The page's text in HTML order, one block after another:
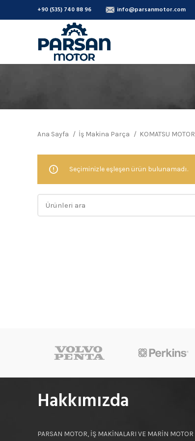
Ana Sayfa İş Makina Parça KOMATSU MOTOR
Seçiminizle eşleşen ürün bulunamadı.
Hakkımızda
PARSAN MOTOR, İŞ MAKİNALARI VE MARİN MOTOR
+90 (535) 740 88 96 info@parsanmotor.com